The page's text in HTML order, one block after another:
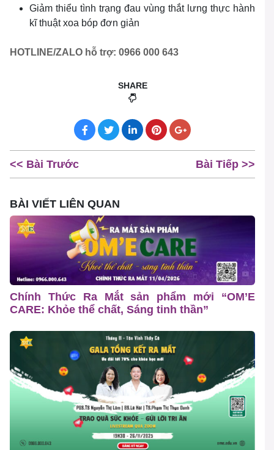
Giảm thiểu tình trạng đau vùng thắt lưng thực hành
kĩ thuật xoa bóp đơn giản
HOTLINE/ZALO hỗ trợ: 0966 000 643
SHARE
<< Bài Trước Bài Tiếp >>
BÀI VIẾT LIÊN QUAN
Chính Thức Ra Mắt sản phẩm mới “OM’E
CARE: Khỏe thể chất, Sáng tinh thần”